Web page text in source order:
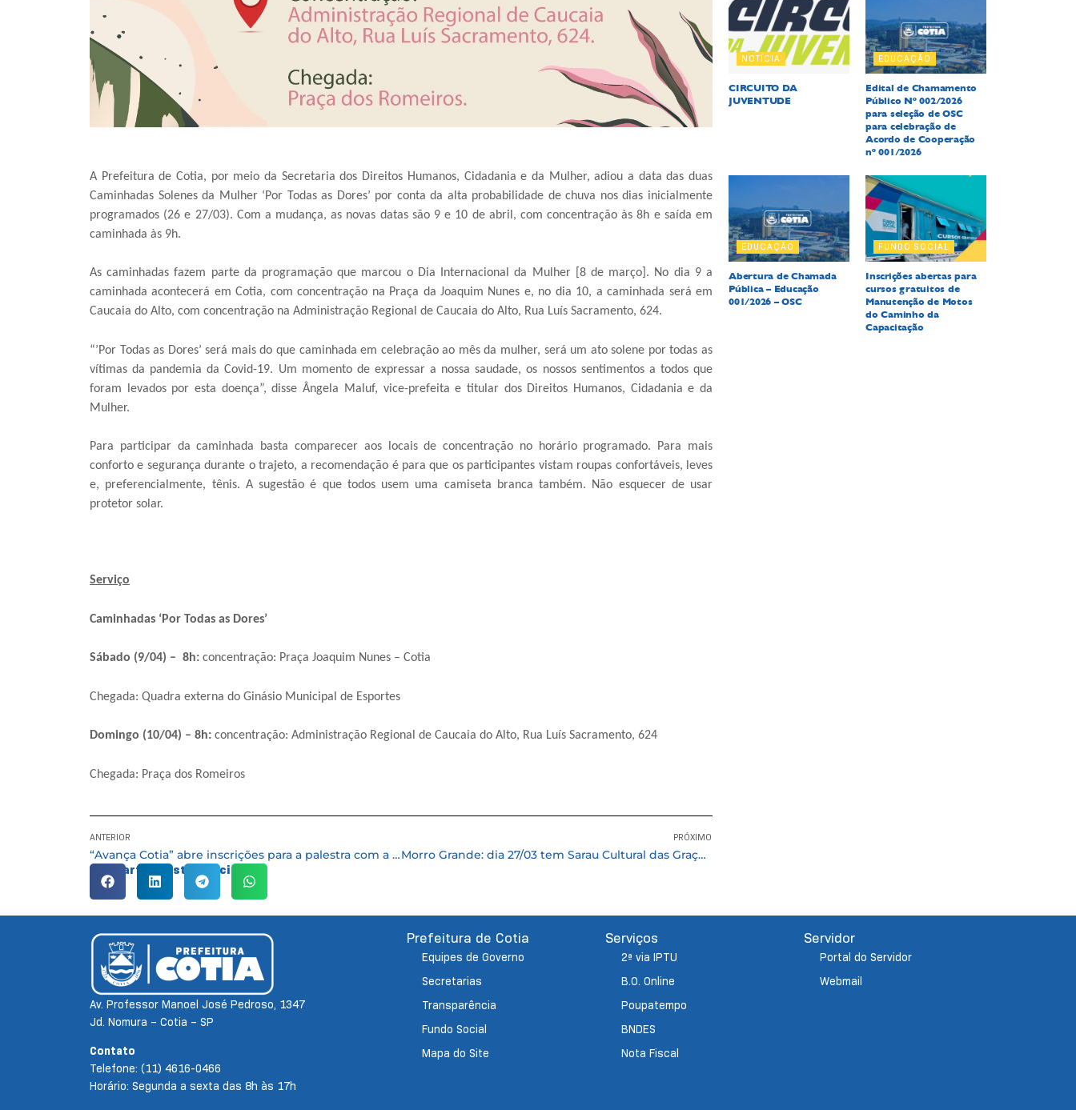
A Prefeitura de Cotia, por meio da Secretaria dos Direitos Humanos, Cidadania e da Mulher, adiou a data das duas
Caminhadas Solenes da Mulher ‘Por Todas as Dores’ por conta da alta probabilidade de chuva nos dias inicialmente
programados (26 e 27/03). Com a mudança, as novas datas são 9 e 10 de abril, com concentração às 8h e saída em
caminhada às 9h.
As caminhadas fazem parte da programação que marcou o Dia Internacional da Mulher [8 de março]. No dia 9 a
caminhada acontecerá em Cotia, com concentração na Praça da Joaquim Nunes e, no dia 10, a caminhada será em
Caucaia do Alto, com concentração na Administração Regional de Caucaia do Alto, Rua Luís Sacramento, 624.
“’Por Todas as Dores’ será mais do que caminhada em celebração ao mês da mulher, será um ato solene por todas as
vítimas da pandemia da Covid-19. Um momento de expressar a nossa saudade, os nossos sentimentos a todos que
foram levados por esta doença”, disse Ângela Maluf, vice-prefeita e titular dos Direitos Humanos, Cidadania e da
Mulher.
Para participar da caminhada basta comparecer aos locais de concentração no horário programado. Para mais
conforto e segurança durante o trajeto, a recomendação é para que os participantes vistam roupas confortáveis, leves
e, preferencialmente, tênis. A sugestão é que todos usem uma camiseta branca também. Não esquecer de usar
protetor solar.
Serviço
Caminhadas ‘Por Todas as Dores’
Sábado (9/04) – 8h: concentração: Praça Joaquim Nunes – Cotia
Chegada: Quadra externa do Ginásio Municipal de Esportes
Domingo (10/04) – 8h: concentração: Administração Regional de Caucaia do Alto, Rua Luís Sacramento, 624
Chegada: Praça dos Romeiros
ANTERIOR
“Avança Cotia” abre inscrições para a palestra com a empresária Cris Arcangeli
PRÓXIMO
Morro Grande: dia 27/03 tem Sarau Cultural das Graças com diversas atrações
Compartilhe esta notícia:
NOTÍCIA
CIRCUITO DA
JUVENTUDE
EDUCAÇÃO
Edital de Chamamento
Público Nº 002/2026
para seleção de OSC
para celebração de
Acordo de Cooperação
nº 001/2026
EDUCAÇÃO
Abertura de Chamada
Pública – Educação
001/2026 – OSC
FUNDO SOCIAL
Inscrições abertas para
cursos gratuitos de
Manutenção de Motos
do Caminho da
Capacitação
Av. Professor Manoel José Pedroso, 1347
Jd. Nomura – Cotia – SP
Contato
Telefone: (11) 4616-0466
Horário: Segunda a sexta das 8h às 17h
Prefeitura de Cotia
Equipes de Governo
Secretarias
Transparência
Fundo Social
Mapa do Site
Serviços
2ª via IPTU
B.O. Online
Poupatempo
BNDES
Nota Fiscal
Servidor
Portal do Servidor
Webmail